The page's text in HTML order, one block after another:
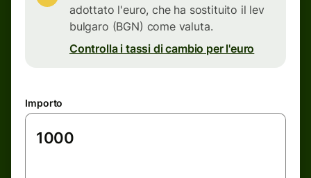
adottato l'euro, che ha sostituito il lev
bulgaro (BGN) come valuta.
Controlla i tassi di cambio per l'euro
Importo